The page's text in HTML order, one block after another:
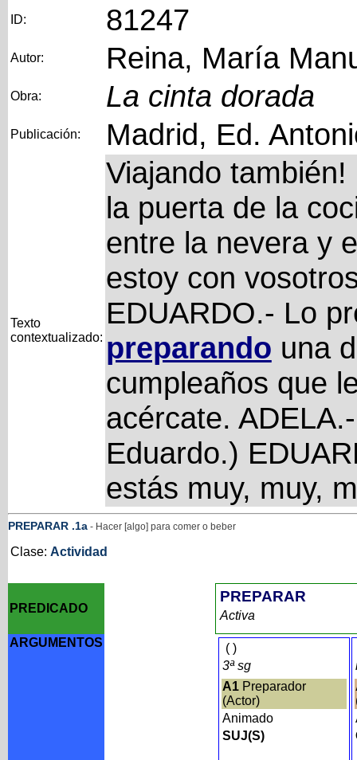
ID: 81247
Autor: Reina, María
Obra: La cinta dorada
Publicación: Madrid, Ed.
Texto
contextualizado:
Viajando
la puerta de la
entre la nevera y
estoy con
EDUARDO.- Lo
preparando una
cumpleaños que
acércate.
Eduardo.)
estás muy, muy,
PREPARAR .1a- Hacer [algo] para comer o beber
Clase: Actividad
PREDICADO
PREPARAR
Activa
ARGUMENTOS
()
3ª sg
A1Preparador
(Actor)
Animado
SUJ(S)